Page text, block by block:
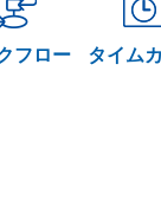
フロー タイム